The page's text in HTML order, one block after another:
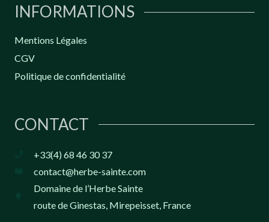
INFORMATIONS
Mentions Légales
CGV
Politique de confidentialité
CONTACT
+33(4) 68 46 30 37
contact@herbe-sainte.com
Domaine de l’Herbe Sainte
route de Ginestas, Mirepeisset, France